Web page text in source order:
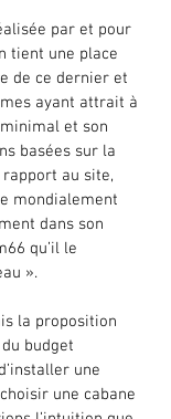
par et pour
tient une place
de ce dernier et
ayant attrait à
et son
basées sur la
au site,
mondialement
dans son
qu’il le
».
la proposition
budget
une
une cabane